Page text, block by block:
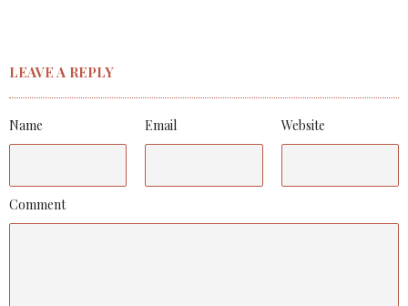
LEAVE A REPLY
Name Email Website
Comment